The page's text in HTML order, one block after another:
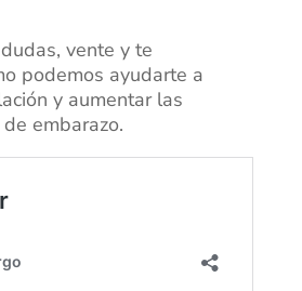
vente y te
podemos ayudarte a
y aumentar las
embarazo.